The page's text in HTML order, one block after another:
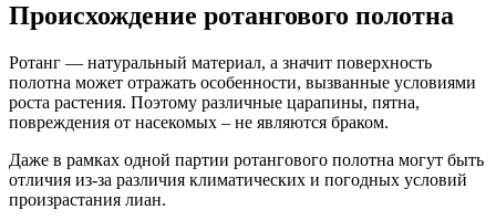
Происхождение ротангового полотна
Ротанг — натуральный материал, а значит поверхность
полотна может отражать особенности, вызванные условиями
роста растения. Поэтому различные царапины, пятна,
повреждения от насекомых – не являются браком.
Даже в рамках одной партии ротангового полотна могут быть
отличия из-за различия климатических и погодных условий
произрастания лиан.